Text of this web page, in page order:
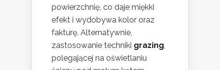
powierzchnię, co daje miękki
efekt i wydobywa kolor oraz
fakturę. Alternatywnie,
zastosowanie techniki grazing,
polegającej na oświetlaniu